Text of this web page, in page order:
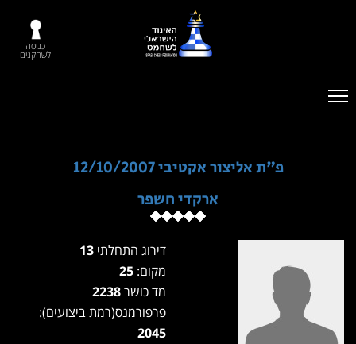
כניסה
לשחקנים
פ"ת אליצור אקטיבי 12/10/2007
ארקדי חשפר
דירוג התחלתי
מקום:
מד כושר
פרפורמנס(רמת ביצועים):
2045